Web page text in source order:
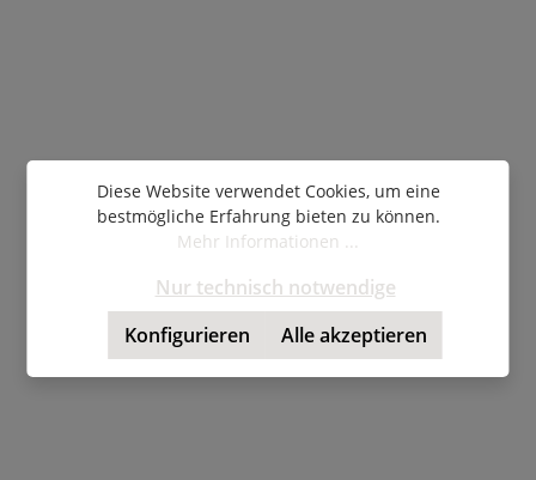
Diese Website verwendet Cookies, um eine
bestmögliche Erfahrung bieten zu können.
Mehr Informationen ...
Nur technisch notwendige
Konfigurieren
Alle akzeptieren